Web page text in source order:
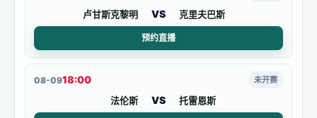
卢甘斯克黎明 VS 克里夫巴斯
预约直播
08-0918:00
法伦斯 VS 托雷恩斯
未开赛